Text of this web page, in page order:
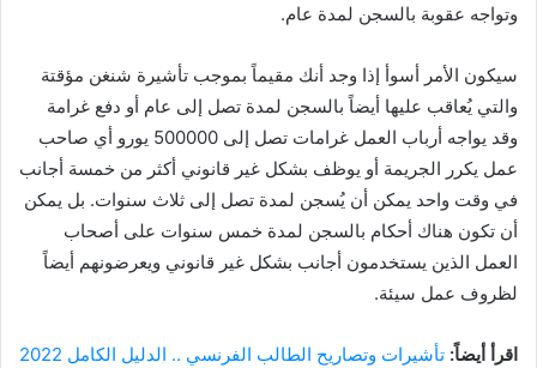
وتواجه عقوبة بالسجن لمدة عام.
سيكون الأمر أسوأ إذا وجد أنك مقيماً بموجب تأشيرة شنغن مؤقتة
والتي يُعاقب عليها أيضاً بالسجن لمدة تصل إلى عام أو دفع غرامة
وقد يواجه أرباب العمل غرامات تصل إلى 500000 يورو أي صاحب
عمل يكرر الجريمة أو يوظف بشكل غير قانوني أكثر من خمسة أجانب
في وقت واحد يمكن أن يُسجن لمدة تصل إلى ثلاث سنوات. بل يمكن
أن تكون هناك أحكام بالسجن لمدة خمس سنوات على أصحاب
العمل الذين يستخدمون أجانب بشكل غير قانوني ويعرضونهم أيضاً
لظروف عمل سيئة.
اقرأ أيضاً: تأشيرات وتصاريح الطالب الفرنسي .. الدليل الكامل 2022